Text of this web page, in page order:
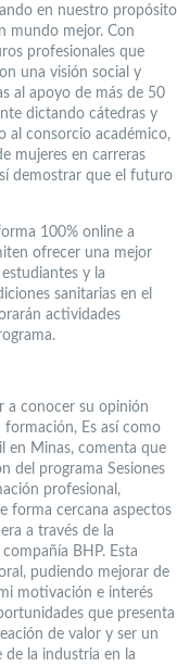
en nuestro propósito
mundo mejor. Con
profesionales que
una visión social y
al apoyo de más de 50
dictando cátedras y
al consorcio académico,
mujeres en carreras
demostrar que el futuro
100% online a
ofrecer una mejor
y la
sanitarias en el
actividades
a conocer su opinión
Es así como
en Minas, comenta que
del programa Sesiones
profesional,
forma cercana aspectos
a través de la
BHP. Esta
pudiendo mejorar de
motivación e interés
que presenta
de valor y ser un
de la industria en la